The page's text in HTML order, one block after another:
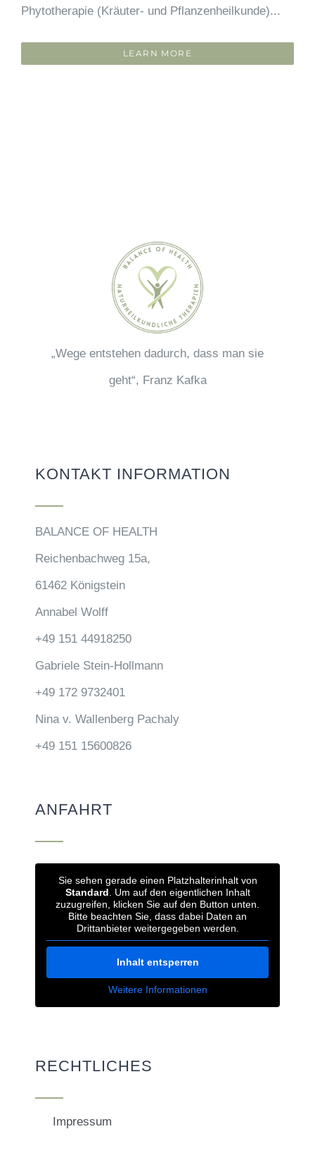
Phytotherapie (Kräuter- und Pflanzenheilkunde)...
LEARN MORE
„Wege entstehen dadurch, dass man sie
geht“, Franz Kafka
KONTAKT INFORMATION
BALANCE OF HEALTH
Reichenbachweg 15a,
61462 Königstein
Annabel Wolff
+49 151 44918250
Gabriele Stein-Hollmann
+49 172 9732401
Nina v. Wallenberg Pachaly
+49 151 15600826
ANFAHRT
Sie sehen gerade einen Platzhalterinhalt von
Standard . Um auf den eigentlichen Inhalt
zuzugreifen, klicken Sie auf den Button unten.
Bitte beachten Sie, dass dabei Daten an
Drittanbieter weitergegeben werden.
Inhalt entsperren
Weitere Informationen
RECHTLICHES
Impressum